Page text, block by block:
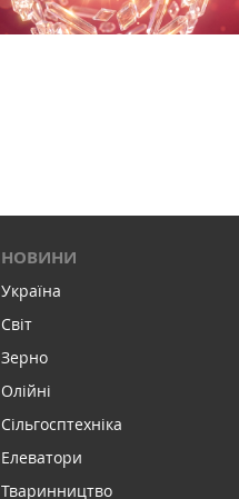
НОВИНИ
Україна
Світ
Зерно
Олійні
Сільгосптехніка
Елеватори
Тваринництво